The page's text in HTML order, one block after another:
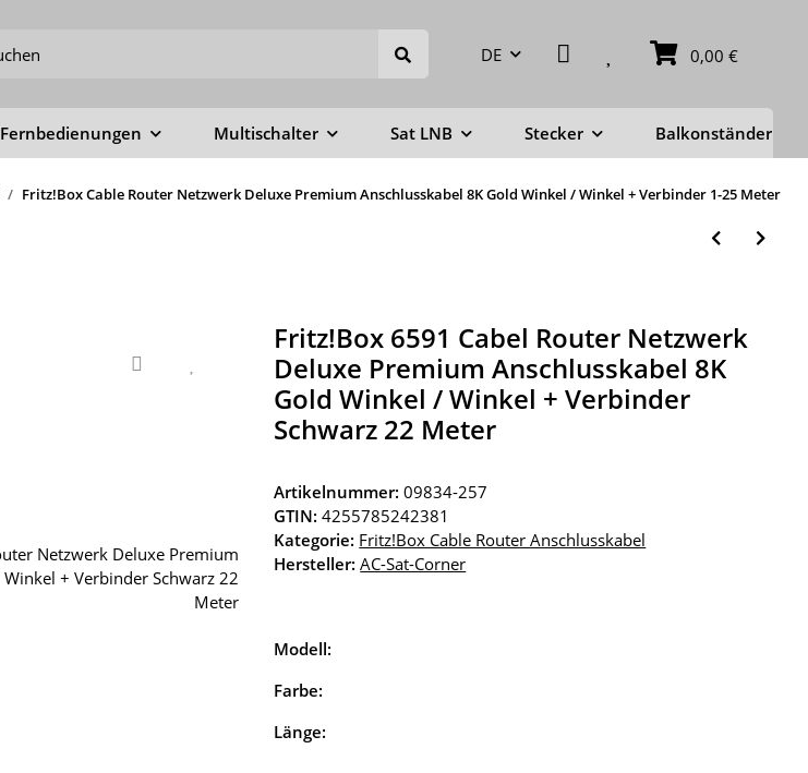
DE 0,00 €
Fernbedienungen Multischalter Sat LNB Stecker Balkonständer
Fritz!Box Cable Router Netzwerk Deluxe Premium Anschlusskabel 8K Gold Winkel / Winkel + Verbinder 1-25 Meter
Fritz!Box 6591 Cabel Router Netzwerk
Deluxe Premium Anschlusskabel 8K
Gold Winkel / Winkel + Verbinder
Schwarz 22 Meter
Artikelnummer:09834-257
GTIN: 4255785242381
Kategorie: Fritz!Box Cable Router Anschlusskabel
Hersteller: AC-Sat-Corner
Modell:
Farbe:
Länge: